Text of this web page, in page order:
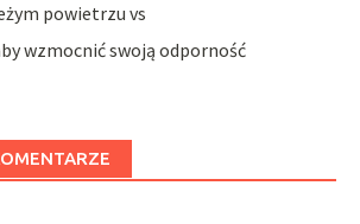
powietrzu vs
wzmocnić swoją odporność